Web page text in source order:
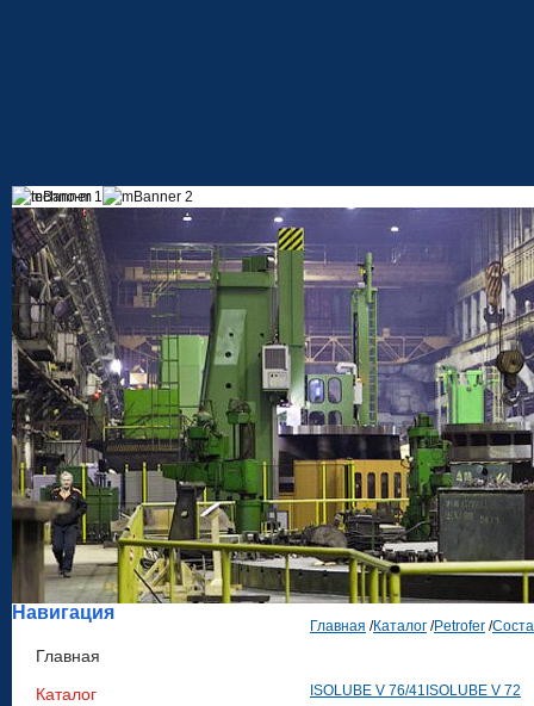
Навигация
Главная
Каталог
Главная /Каталог /Petrofer /
ISOLUBE V 76/41 ISOLUBE V 72